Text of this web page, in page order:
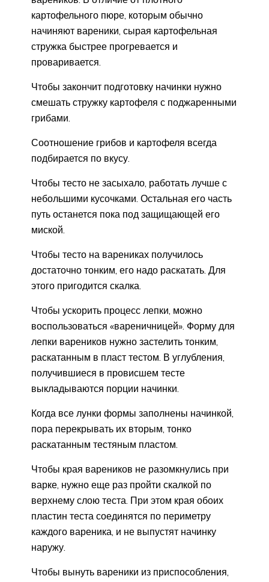
картофельного пюре, которым обычно
начиняют вареники, сырая картофельная
стружка быстрее прогревается и
проваривается.
Чтобы закончит подготовку начинки нужно
смешать стружку картофеля с поджаренными
грибами.
Соотношение грибов и картофеля всегда
подбирается по вкусу.
Чтобы тесто не засыхало, работать лучше с
небольшими кусочками. Остальная его часть
путь останется пока под защищающей его
миской.
Чтобы тесто на варениках получилось
достаточно тонким, его надо раскатать. Для
этого пригодится скалка.
Чтобы ускорить процесс лепки, можно
воспользоваться «вареничницей». Форму для
лепки вареников нужно застелить тонким,
раскатанным в пласт тестом. В углубления,
получившиеся в провисшем тесте
выкладываются порции начинки.
Когда все лунки формы заполнены начинкой,
пора перекрывать их вторым, тонко
раскатанным тестяным пластом.
Чтобы края вареников не разомкнулись при
варке, нужно еще раз пройти скалкой по
верхнему слою теста. При этом края обоих
пластин теста соединятся по периметру
каждого вареника, и не выпустят начинку
наружу.
Чтобы вынуть вареники из приспособления,